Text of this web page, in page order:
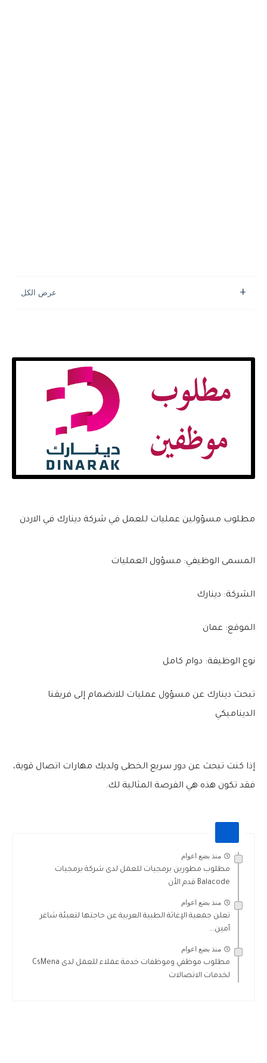
مطلوب مسؤولين عمليات للعمل في شركة دينارك في الاردن
المسمى الوظيفي: مسؤول العمليات
الشركة: دينارك
الموقع: عمان
نوع الوظيفة: دوام كامل
تبحث دينارك عن مسؤول عمليات للانضمام إلى فريقنا
الديناميكي
إذا كنت تبحث عن دور سريع الخطى ولديك مهارات اتصال قوية،
فقد تكون هذه هي الفرصة المثالية لك.
منذ بضع اعوام
مطلوب مطورين برمجيات للعمل لدى شركة برمجيات
Balacode قدم الأن
منذ بضع اعوام
تعلن جمعية الإغاثة الطبية العربية عن حاجتها لتعبئة شاغر
أمين...
منذ بضع اعوام
مطلوب موظفي وموظفات خدمة عملاء للعمل لدى CsMena
لخدمات الاتصالات